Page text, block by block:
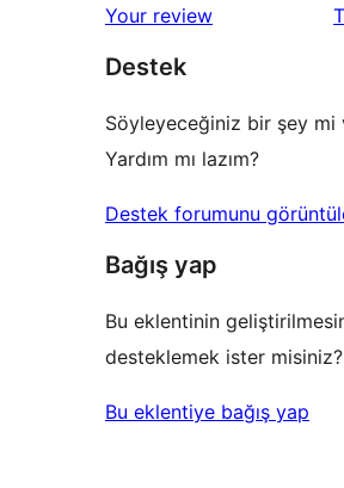
Your review
Destek
Söyleyeceğiniz bir şey mi
Yardım mı lazım?
Destek forumunu
Bağış yap
Bu eklentinin
desteklemek ister misiniz?
Bu eklentiye bağış yap